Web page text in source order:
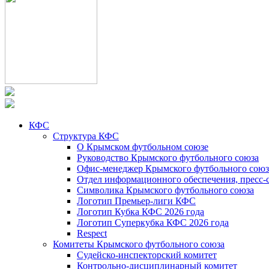
КФС
Структура КФС
О Крымском футбольном союзе
Руководство Крымского футбольного союза
Офис-менеджер Крымского футбольного
Отдел информационного обеспечения, пресс-
Символика Крымского футбольного союза
Логотип Премьер-лиги КФС
Логотип Кубка КФС 2026 года
Логотип Суперкубка КФС 2026 года
Respect
Комитеты Крымского футбольного союза
Судейско-инспекторский комитет
Контрольно-дисциплинарный комитет